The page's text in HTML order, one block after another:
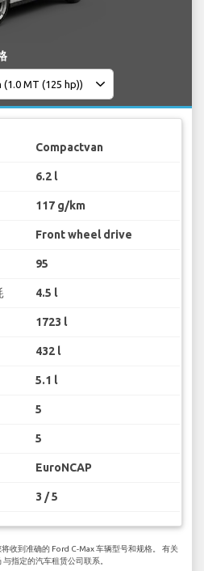
Compactvan
6.2 l
117 g/km
Front wheel drive
95
4.5 l
1723 l
432 l
5.1 l
5
5
EuroNCAP
3 / 5
收到准确的 Ford C-Max 车辆型号和规格。 有关
指定的汽车租赁公司联系。